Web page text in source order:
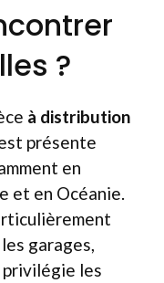
?
à distribution
présente
en
et en Océanie.
garages,
privilégie les